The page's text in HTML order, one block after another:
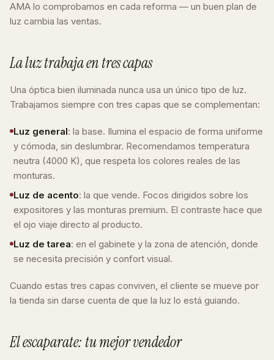
AMA lo comprobamos en cada reforma — un buen plan de
luz cambia las ventas.
La luz trabaja en tres capas
Una óptica bien iluminada nunca usa un único tipo de luz.
Trabajamos siempre con tres capas que se complementan:
Luz general: la base. Ilumina el espacio de forma uniforme
y cómoda, sin deslumbrar. Recomendamos temperatura
neutra (4000 K), que respeta los colores reales de las
monturas.
Luz de acento: la que vende. Focos dirigidos sobre los
expositores y las monturas premium. El contraste hace que
el ojo viaje directo al producto.
Luz de tarea: en el gabinete y la zona de atención, donde
se necesita precisión y confort visual.
Cuando estas tres capas conviven, el cliente se mueve por
la tienda sin darse cuenta de que la luz lo está guiando.
El escaparate: tu mejor vendedor